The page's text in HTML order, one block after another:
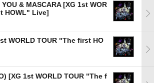
& MASCARA [XG 1st WOR
HOWL" Live]
WORLD TOUR "The first HO
[XG 1st WORLD TOUR "The f